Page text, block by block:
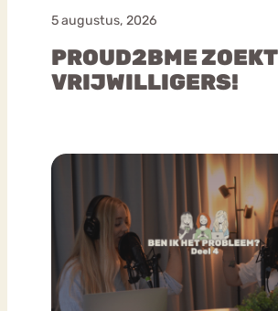
5 augustus, 2026
PROUD2BME ZOEKT
VRIJWILLIGERS!